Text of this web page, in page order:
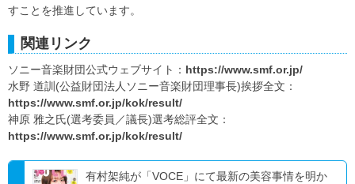
すことを推進しています。
関連リンク
ソニー音楽財団公式ウェブサイト： https://www.smf.or.jp/
水野 道訓(公益財団法人ソニー音楽財団理事長)挨拶全文：
https://www.smf.or.jp/kok/result/
神原 雅之氏(選考委員／議長)選考総評全文：
https://www.smf.or.jp/kok/result/
有村架純が「VOCE」にて最新の美容事情を明か